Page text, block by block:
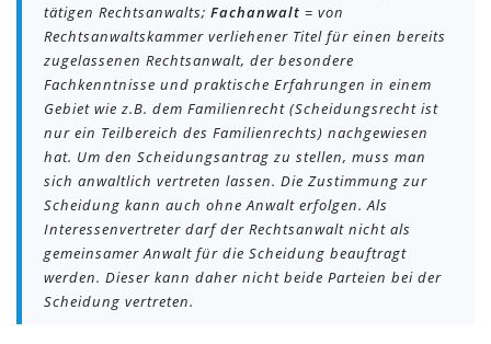
tätigen Rechtsanwalts; Fachanwalt = von
Rechtsanwaltskammer verliehener Titel für einen bereits
zugelassenen Rechtsanwalt, der besondere
Fachkenntnisse und praktische Erfahrungen in einem
Gebiet wie z.B. dem Familienrecht (Scheidungsrecht ist
nur ein Teilbereich des Familienrechts) nachgewiesen
hat. Um den Scheidungsantrag zu stellen, muss man
sich anwaltlich vertreten lassen. Die Zustimmung zur
Scheidung kann auch ohne Anwalt erfolgen. Als
Interessenvertreter darf der Rechtsanwalt nicht als
gemeinsamer Anwalt für die Scheidung beauftragt
werden. Dieser kann daher nicht beide Parteien bei der
Scheidung vertreten.